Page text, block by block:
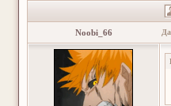
Noobi_66